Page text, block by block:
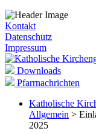
Kontakt
Datenschutz
Impressum
Downloads
Pfarrnachrichten
Katholische
Allgemein >
2025